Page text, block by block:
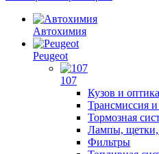
Автохимия
Peugeot
107
Кузов и оптика
Трансмиссия
Тормозная
Лампы, щетки,
Фильтры